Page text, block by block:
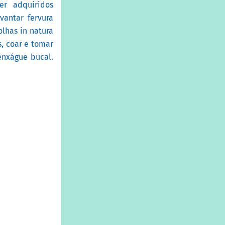
adquiridos
fervura
in natura
coar e tomar
bucal.